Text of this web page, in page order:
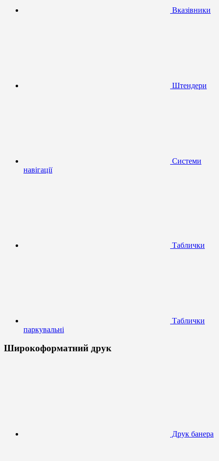
Вказівники
Штендери
Системи
навігації
Таблички
Таблички
паркувальні
Широкоформатний друк
Друк банера